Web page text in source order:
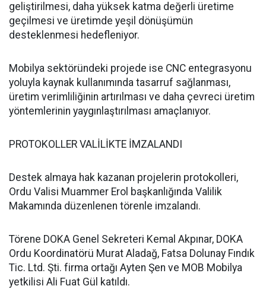
geliştirilmesi, daha yüksek katma değerli üretime
geçilmesi ve üretimde yeşil dönüşümün
desteklenmesi hedefleniyor.
Mobilya sektöründeki projede ise CNC entegrasyonu
yoluyla kaynak kullanımında tasarruf sağlanması,
üretim verimliliğinin artırılması ve daha çevreci üretim
yöntemlerinin yaygınlaştırılması amaçlanıyor.
PROTOKOLLER VALİLİKTE İMZALANDI
Destek almaya hak kazanan projelerin protokolleri,
Ordu Valisi Muammer Erol başkanlığında Valilik
Makamında düzenlenen törenle imzalandı.
Törene DOKA Genel Sekreteri Kemal Akpınar, DOKA
Ordu Koordinatörü Murat Aladağ, Fatsa Dolunay Fındık
Tic. Ltd. Şti. firma ortağı Ayten Şen ve MOB Mobilya
yetkilisi Ali Fuat Gül katıldı.